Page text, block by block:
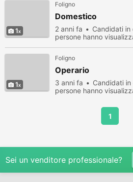
1
Foligno
Domestico
2 anni fa Candidati
persone hanno
1
Foligno
Operario
3 anni fa Candidati
persone hanno
1
Sei un venditore professionale?